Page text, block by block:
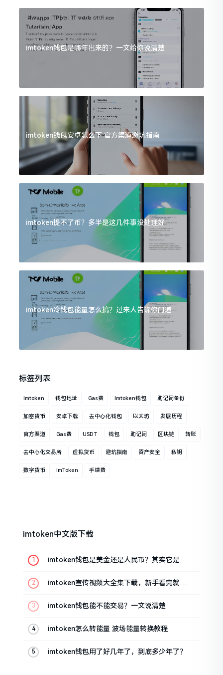
imtoken钱包是哪年出来的？一文给你说清楚
imtoken钱包安卓怎么下 官方渠道避坑指南
imtoken提不了币？多半是这几件事没处理好
imtoken冷钱包能量怎么搞？过来人告诉你门道
标签列表
Imtoken 钱包地址 Gas费 Imtoken钱包 助记词备份
加密货币 安卓下载 去中心化钱包 以太坊 发展历程
官方渠道 Gas费 USDT 钱包 助记词 区块链 转账
去中心化交易所 虚拟货币 避坑指南 资产安全 私钥
数字货币 ImToken 手续费
imtoken中文版下载
imtoken钱包是美金还是人民币？其实它是个
imtoken宣传视频大全集下载，新手看完就懂
imtoken钱包能不能交易？一文说清楚
imtoken怎么转能量 波场能量转换教程
imtoken钱包用了好几年了，到底多少年了？